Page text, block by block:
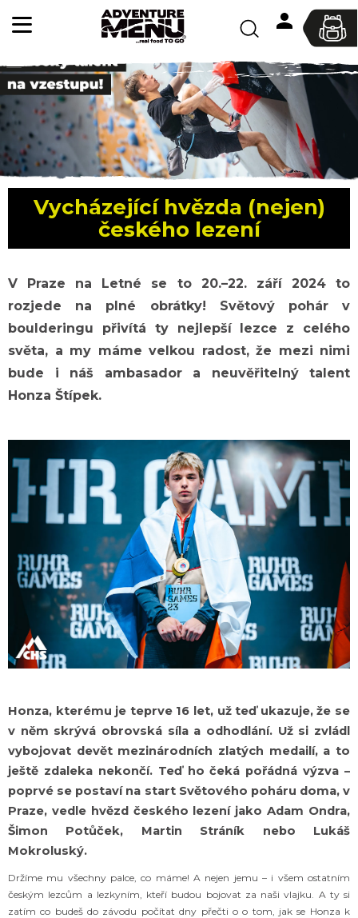
Hledat
Vycházející hvězda (nejen)
českého lezení
V Praze na Letné se to 20.–22. září 2024 to
rozjede na plné obrátky! Světový pohár v
boulderingu přivítá ty nejlepší lezce z celého
světa, a my máme velkou radost, že mezi nimi
bude i náš ambasador a neuvěřitelný talent
Honza Štípek.
Honza, kterému je teprve 16 let, už teď ukazuje, že se
v něm skrývá obrovská síla a odhodlání. Už si zvládl
vybojovat devět mezinárodních zlatých medailí, a to
ještě zdaleka nekončí. Teď ho čeká pořádná výzva –
poprvé se postaví na start Světového poháru doma, v
Praze, vedle hvězd českého lezení jako Adam Ondra,
Šimon Potůček, Martin Stráník nebo Lukáš
Mokroluský.
Držíme mu všechny palce, co máme! A nejen jemu – i všem ostatním
českým lezcům a lezkyním, kteří budou bojovat za naši vlajku. A ty si
zatím co budeš do závodu počítat dny přečti o o tom, jak se Honza k
í
kC
o
p
o
t
ř
u
j
e
t
e
n
a
j
t
?
HLEDAT
p
o
r
č
u
e
m
e
KORMA
BASMATI